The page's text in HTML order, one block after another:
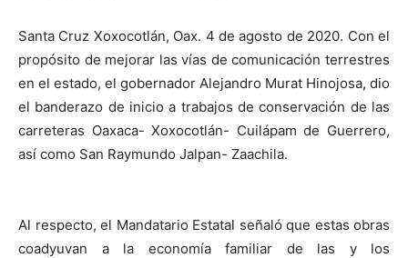
Santa Cruz Xoxocotlán, Oax. 4 de agosto de 2020. Con el
propósito de mejorar las vías de comunicación terrestres
en el estado, el gobernador Alejandro Murat Hinojosa, dio
el banderazo de inicio a trabajos de conservación de las
carreteras Oaxaca- Xoxocotlán- Cuilápam de Guerrero,
así como San Raymundo Jalpan- Zaachila.
Al respecto, el Mandatario Estatal señaló que estas obras
coadyuvan a la economía familiar de las y los